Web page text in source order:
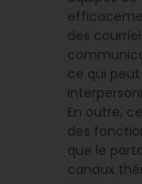
des
ce qui
En outre,
des
que le
canaux